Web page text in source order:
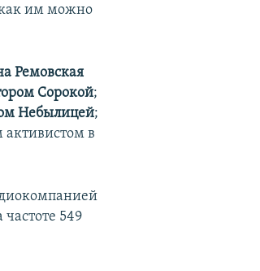
как им можно
Ремовская
Сорокой;
Небылицей;
в
549